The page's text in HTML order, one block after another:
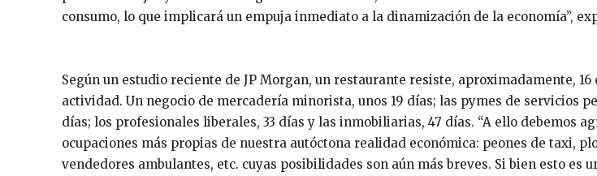
consumo, lo que implicará un empuja inmediato a la dinamización de la economía”,
Según un estudio reciente de JP Morgan, un restaurante resiste, aproximadamente, 16
actividad. Un negocio de mercadería minorista, unos 19 días; las pymes de servicios
días; los profesionales liberales, 33 días y las inmobiliarias, 47 días. “A ello debemos
ocupaciones más propias de nuestra autóctona realidad económica: peones de taxi,
vendedores ambulantes, etc. cuyas posibilidades son aún más breves. Si bien esto es